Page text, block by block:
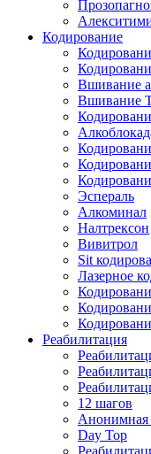
Кодирование
Вшивание
Вшивание
Эспераль
Алкоминал
Налтрексон
Вивитрол
Sit
Лазерное
Реабилитация
12 шагов
Анонимная
Day Top